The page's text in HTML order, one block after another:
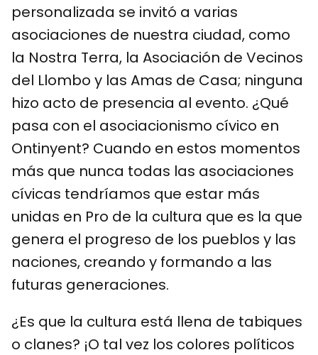
personalizada se invitó a varias
asociaciones de nuestra ciudad, como
la Nostra Terra, la Asociación de Vecinos
del Llombo y las Amas de Casa; ninguna
hizo acto de presencia al evento. ¿Qué
pasa con el asociacionismo cívico en
Ontinyent? Cuando en estos momentos
más que nunca todas las asociaciones
cívicas tendríamos que estar más
unidas en Pro de la cultura que es la que
genera el progreso de los pueblos y las
naciones, creando y formando a las
futuras generaciones.
¿Es que la cultura está llena de tabiques
o clanes? ¡O tal vez los colores políticos